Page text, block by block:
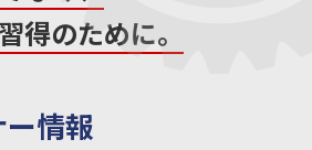
得のために。
情報